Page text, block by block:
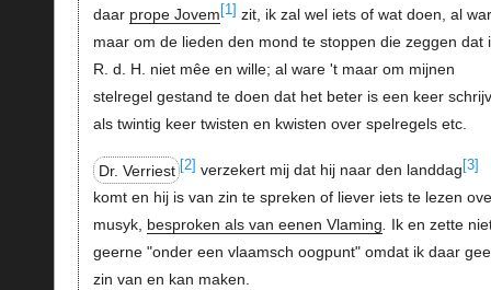
daar prope Jovem [1] zit, ik zal wel iets of wat doen, al
maar om de lieden den mond te stoppen die zeggen dat
R. d. H. niet mêe en wille; al ware 't maar om mijnen
stelregel gestand te doen dat het beter is een keer
als twintig keer twisten en kwisten over spelregels etc.
Dr. Verriest [2] verzekert mij dat hij naar den landdag [3]
komt en hij is van zin te spreken of liever iets te lezen
musyk, besproken als van eenen Vlaming. Ik en zette
geerne "onder een vlaamsch oogpunt" omdat ik daar
zin van en kan maken.